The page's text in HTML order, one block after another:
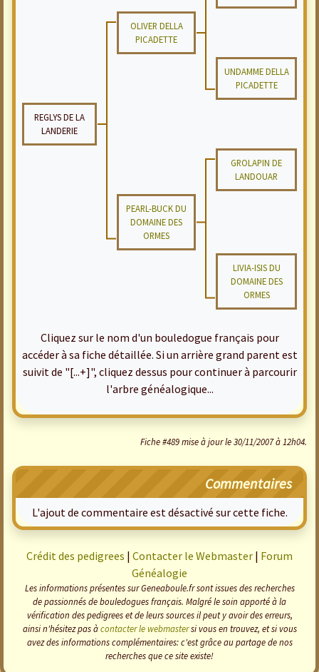
OLIVER DELLA
PICADETTE
UNDAMME DELLA
PICADETTE
REGLYS DE LA
LANDERIE
GROLAPIN DE
LANDOUAR
PEARL-BUCK DU
DOMAINE DES
ORMES
LIVIA-ISIS DU
DOMAINE DES
ORMES
Cliquez sur le nom d'un bouledogue français pour
accéder à sa fiche détaillée. Si un arrière grand parent est
suivit de "[...+]", cliquez dessus pour continuer à parcourir
l'arbre généalogique...
Fiche #489 mise à jour le 30/11/2007 à 12h04.
Commentaires
L'ajout de commentaire est désactivé sur cette fiche.
Crédit des pedigrees | Contacter le Webmaster | Forum
Généalogie
Les informations présentes sur Geneaboule.fr sont issues des recherches
de passionnés de bouledogues français. Malgré le soin apporté à la
vérification des pedigrees et de leurs sources il peut y avoir des erreurs,
ainsi n'hésitez pas àcontacter le webmastersi vous en trouvez, et si vous
avez des informations complémentaires: c'est grâce au partage de nos
recherches que ce site existe!